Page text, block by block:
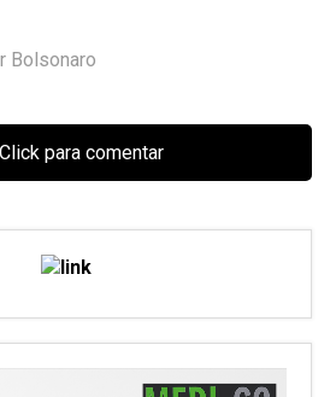
Bolsonaro
Click para comentar